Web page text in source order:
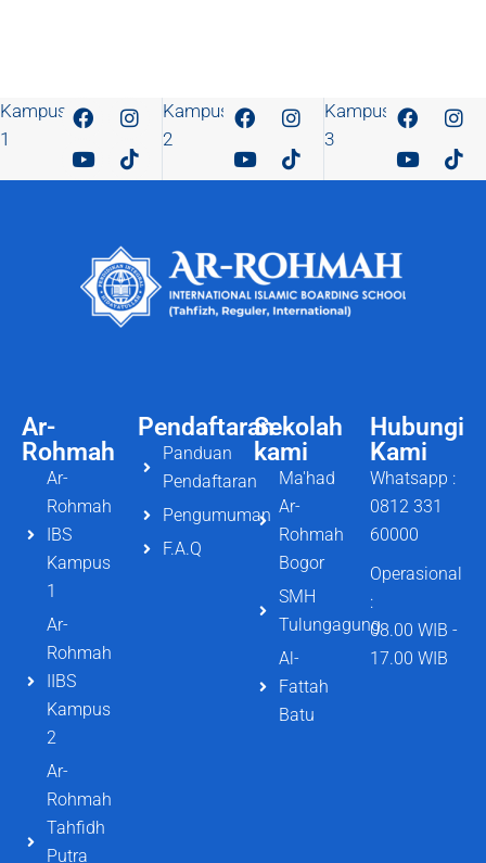
Kampus
1
Kampus
2
Kampus
3
Ar-
Rohmah
Ar-
Rohmah
IBS
Kampus
1
Ar-
Rohmah
IIBS
Kampus
2
Ar-
Rohmah
Tahfidh
Putra
Pendaftaran
Panduan
Pendaftaran
Pengumuman
F.A.Q
Hubungi
Kami
Whatsapp :
0812 331
60000
Operasional
:
08.00 WIB -
17.00 WIB
Sekolah
kami
Ma'had
Ar-
Rohmah
Bogor
SMH
Tulungagung
Al-
Fattah
Batu